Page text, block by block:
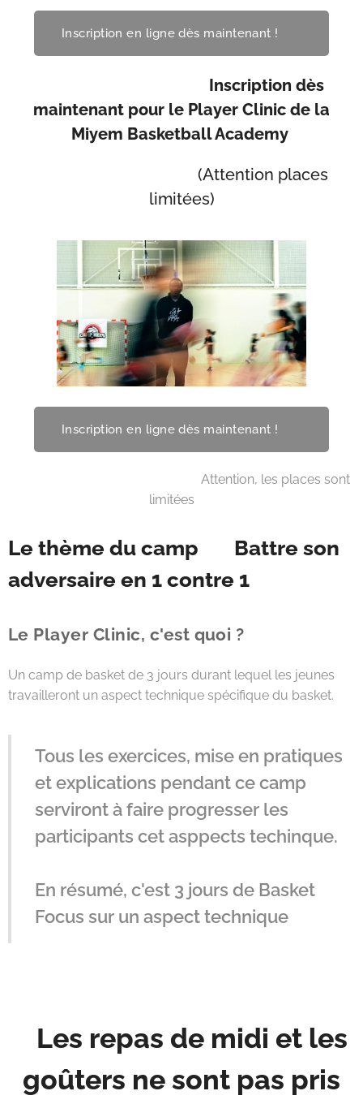
Inscription en ligne dès maintenant ! 🫵
Inscription dès
maintenant pour le Player Clinic de la
Miyem Basketball Academy
(Attention places
limitées)
Inscription en ligne dès maintenant ! 🫵
⏰ Attention, les places sont
limitées 🔥
Le thème du camp 👉 Battre son
adversaire en 1 contre 1
Le Player Clinic, c'est quoi ?
Un camp de basket de 3 jours durant lequel les jeunes
travailleront un aspect technique spécifique du basket.
Tous les exercices, mise en pratiques
et explications pendant ce camp
serviront à faire progresser les
participants cet asppects techinque.
En résumé, c'est 3 jours de Basket
Focus sur un aspect technique
Les repas de midi et les
goûters ne sont pas pris